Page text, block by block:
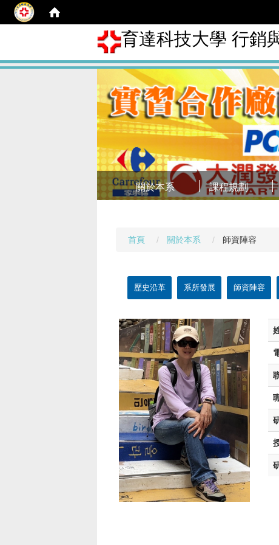
育達科技大學 行銷
關於本系 課程規劃
首頁 關於本系 師資陣容
歷史沿革 系所發展 師資陣容